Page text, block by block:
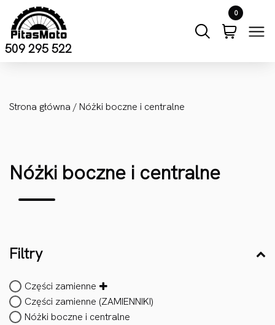
Przejdź do treści
509 295 522
0
Strona główna / Nóżki boczne i centralne
Nóżki boczne i centralne
Filtry
Części zamienne
Części zamienne (ZAMIENNIKI)
Nóżki boczne i centralne